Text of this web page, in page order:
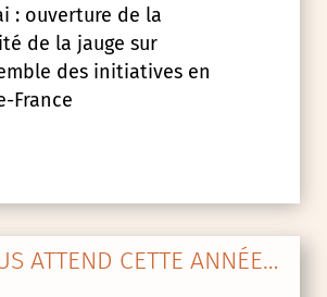
: ouverture de la
de la jauge sur
des initiatives en
France
ATTEND CETTE ANNÉE…